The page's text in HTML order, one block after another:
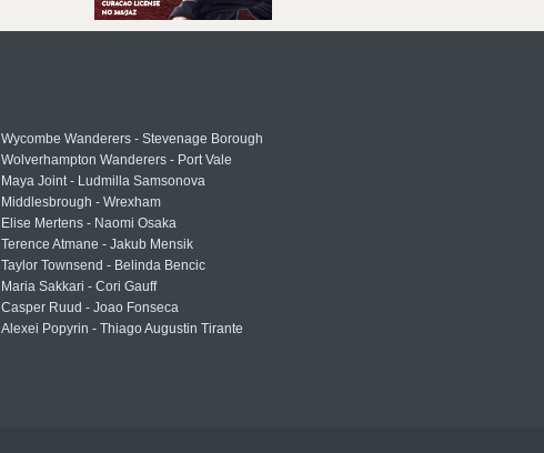
Wycombe Wanderers - Stevenage Borough
Wolverhampton Wanderers - Port Vale
Maya Joint - Ludmilla Samsonova
Middlesbrough - Wrexham
Elise Mertens - Naomi Osaka
Terence Atmane - Jakub Mensik
Taylor Townsend - Belinda Bencic
Maria Sakkari - Cori Gauff
Casper Ruud - Joao Fonseca
Alexei Popyrin - Thiago Augustin Tirante